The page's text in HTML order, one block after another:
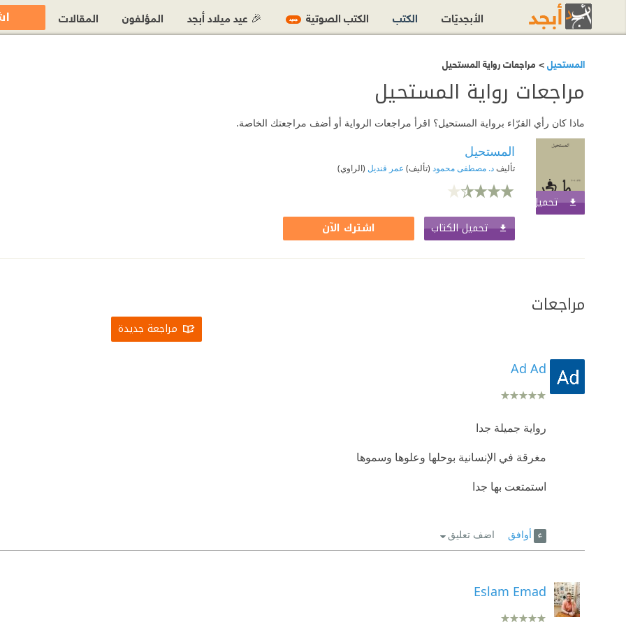
المستحيل> مراجعات رواية المستحيل
مراجعات رواية المستحيل
ماذا كان رأي القرّاء برواية المستحيل؟ اقرأ مراجعات الرواية أو أضف مراجعتك الخاصة.
تحميل الكتاب اشترك الآن
المستحيل
تأليفد. مصطفى محمود (تأليف) عمر قنديل (الراوي)
تحميل الكتاب اشترك الآن
مراجعات
مراجعة جديدة
Ad Ad
رواية جميلة جدا
مغرقة في الإنسانية بوحلها وعلوها وسموها
استمتعت بها جدا
أوافق اضف تعليق
Eslam Emad
الأبجديّات الكتب الكتب الصوتية جديد 🎉 عيد ميلاد أبجد المؤلفون المقالات